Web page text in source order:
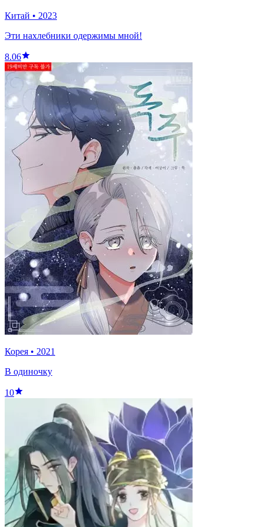
Китай • 2023
Эти нахлебники одержимы мной!
8.06
Корея • 2021
В одиночку
10